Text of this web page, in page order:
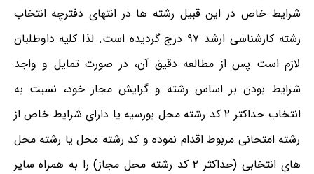
شرایط خاص در این قبیل رشته ها در انتهای دفترچه انتخاب
رشته کارشناسی ارشد ۹۷
درج گردیده است. لذا کلیه داوطلبان
لازم است پس از مطالعه دقیق آن، در صورت تمایل و واجد
شرایط بودن بر اساس رشته و گرایش مجاز خود، نسبت به
انتخاب حداکتر ۲ کد رشته محل بورسیه یا دارای شرایط خاص از
رشته امتحانی مربوط اقدام نموده و کد رشته محل یا رشته محل
های انتخابی (حداکثر ۲ کد رشته محل مجاز) را به همراه سایر